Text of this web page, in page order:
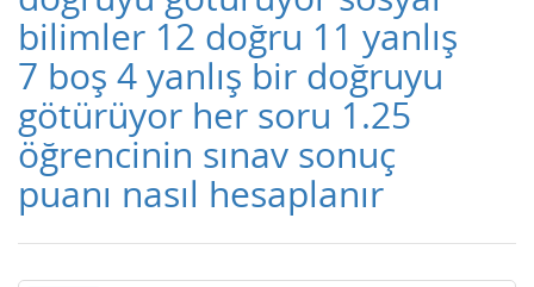
bilimler 12 doğru 11 yanlış
7 boş 4 yanlış bir doğruyu
götürüyor her soru 1.25
öğrencinin sınav sonuç
puanı nasıl hesaplanır